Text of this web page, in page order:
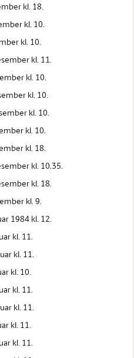
kl. 18.
kl. 10.
kl. 10.
kl. 11.
kl. 10.
kl. 10.
kl. 10.
kl. 10.
kl. 18.
kl. 10.35.
kl. 18.
kl. 9.
1984 kl. 12.
kl. 11.
kl. 11.
kl. 10.
kl. 11.
kl. 11.
kl. 11.
kl. 11.